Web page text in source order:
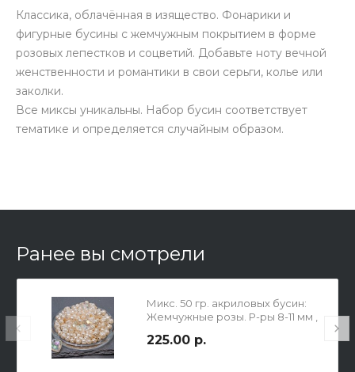
Классика, облачённая в изящество. Фонарики и
фигурные бусины с жемчужным покрытием в форме
розовых лепестков и соцветий. Добавьте ноту вечной
женственности и романтики в свои серьги, колье или
заколки.
Все миксы уникальны. Набор бусин соответствует
тематике и определяется случайным образом.
Ранее вы смотрели
Микс. 50 гр. акриловых бусин:
Жемчужные розы. Р-ры 8-11 мм ,
225.00 р.